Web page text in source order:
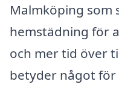
Malmköping som
hemstädning för
och mer tid över
betyder något för